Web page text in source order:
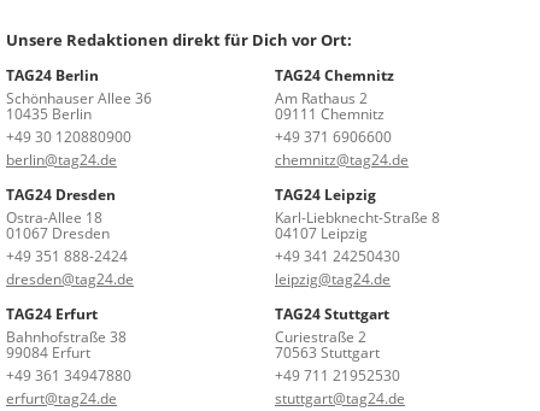
Unsere Redaktionen direkt für Dich vor Ort:
TAG24 Berlin
Schönhauser Allee 36
10435 Berlin
+49 30 120880900
berlin@tag24.de
TAG24 Chemnitz
Am Rathaus 2
09111 Chemnitz
+49 371 6906600
chemnitz@tag24.de
TAG24 Dresden
Ostra-Allee 18
01067 Dresden
+49 351 888-2424
dresden@tag24.de
TAG24 Leipzig
Karl-Liebknecht-Straße 8
04107 Leipzig
+49 341 24250430
leipzig@tag24.de
TAG24 Erfurt
Bahnhofstraße 38
99084 Erfurt
+49 361 34947880
erfurt@tag24.de
TAG24 Stuttgart
Curiestraße 2
70563 Stuttgart
+49 711 21952530
stuttgart@tag24.de